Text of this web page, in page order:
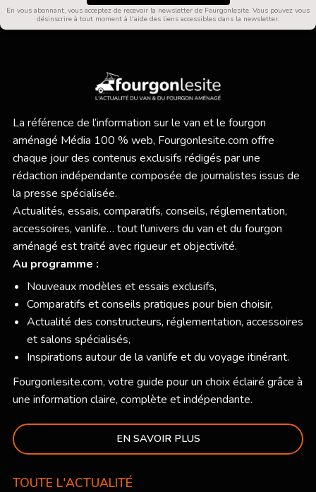
En vous abonnant, vous acceptez de recevoir la newsletter de Fourgonlesite. Vous pouvez vous
désinscrire à tout moment à l'aide des liens accessibles dans la newsletter.
La référence de l’information sur le van et le fourgon
aménagé Média 100 % web, Fourgonlesite.com offre
chaque jour des contenus exclusifs rédigés par une
rédaction indépendante composée de journalistes issus de
la presse spécialisée.
Actualités, essais, comparatifs, conseils, réglementation,
accessoires, vanlife… tout l’univers du van et du fourgon
aménagé est traité avec rigueur et objectivité.
Au programme :
Nouveaux modèles et essais exclusifs,
Comparatifs et conseils pratiques pour bien choisir,
Actualité des constructeurs, réglementation, accessoires
et salons spécialisés,
Inspirations autour de la vanlife et du voyage itinérant.
Fourgonlesite.com, votre guide pour un choix éclairé grâce à
une information claire, complète et indépendante.
EN SAVOIR PLUS
TOUTE L'ACTUALITÉ